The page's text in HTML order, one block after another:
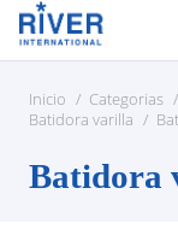
Inicio / Categorias /
Batidora varilla /
Batidora